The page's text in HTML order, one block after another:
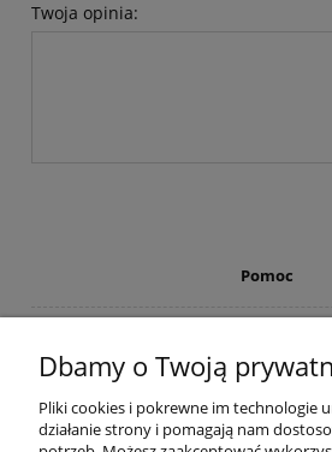
Twoja opinia:
Pomoc
Dbamy o Twoją
Pliki cookies i pokrewne im technologie
działanie strony i pomagają nam